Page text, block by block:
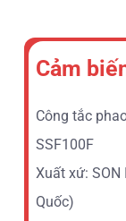
Cảm
Công tắc
SSF100F
Xuất xứ: SON
Quốc)